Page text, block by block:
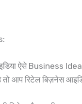
ऐसे Business
तो आप रिटेल बिज़नेस